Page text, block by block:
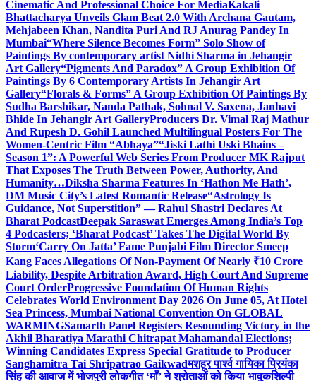
Cinematic And Professional Choice For MediaKakali
Bhattacharya Unveils Glam Beat 2.0 With Archana Gautam,
Mehjabeen Khan, Nandita Puri And RJ Anurag Pandey In
Mumbai“Where Silence Becomes Form” Solo Show of
Paintings By contemporary artist Nidhi Sharma in Jehangir
Art Gallery“Pigments And Paradox” A Group Exhibition Of
Paintings By 6 Contemporary Artists In Jehangir Art
Gallery“Florals & Forms” A Group Exhibition Of Paintings By
Sudha Barshikar, Nanda Pathak, Sohnal V. Saxena, Janhavi
Bhide In Jehangir Art GalleryProducers Dr. Vimal Raj Mathur
And Rupesh D. Gohil Launched Multilingual Posters For The
Women-Centric Film “Abhaya”“Jiski Lathi Uski Bhains –
Season 1”: A Powerful Web Series From Producer MK Rajput
That Exposes The Truth Between Power, Authority, And
Humanity…Diksha Sharma Features In ‘Hathon Me Hath’,
DM Music City’s Latest Romantic Release“Astrology Is
Guidance, Not Superstition” — Rahul Shastri Declares At
Bharat PodcastDeepak Saraswat Emerges Among India’s Top
4 Podcasters; ‘Bharat Podcast’ Takes The Digital World By
Storm‘Carry On Jatta’ Fame Punjabi Film Director Smeep
Kang Faces Allegations Of Non-Payment Of Nearly ₹10 Crore
Liability, Despite Arbitration Award, High Court And Supreme
Court OrderProgressive Foundation Of Human Rights
Celebrates World Environment Day 2026 On June 05, At Hotel
Sea Princess, Mumbai National Convention On GLOBAL
WARMINGSamarth Panel Registers Resounding Victory in the
Akhil Bharatiya Marathi Chitrapat Mahamandal Elections;
Winning Candidates Express Special Gratitude to Producer
Sanghamitra Tai Shripatrao Gaikwadमशहूर पार्श्व गायिका प्रियंका
सिंह की आवाज में भोजपुरी लोकगीत ‘माँ’ ने श्रोताओं को किया भावुकशिल्पी